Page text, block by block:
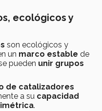
ecológicos y
son ecológicos y
un marco estable de
pueden unir grupos
de catalizadores
a su capacidad
.